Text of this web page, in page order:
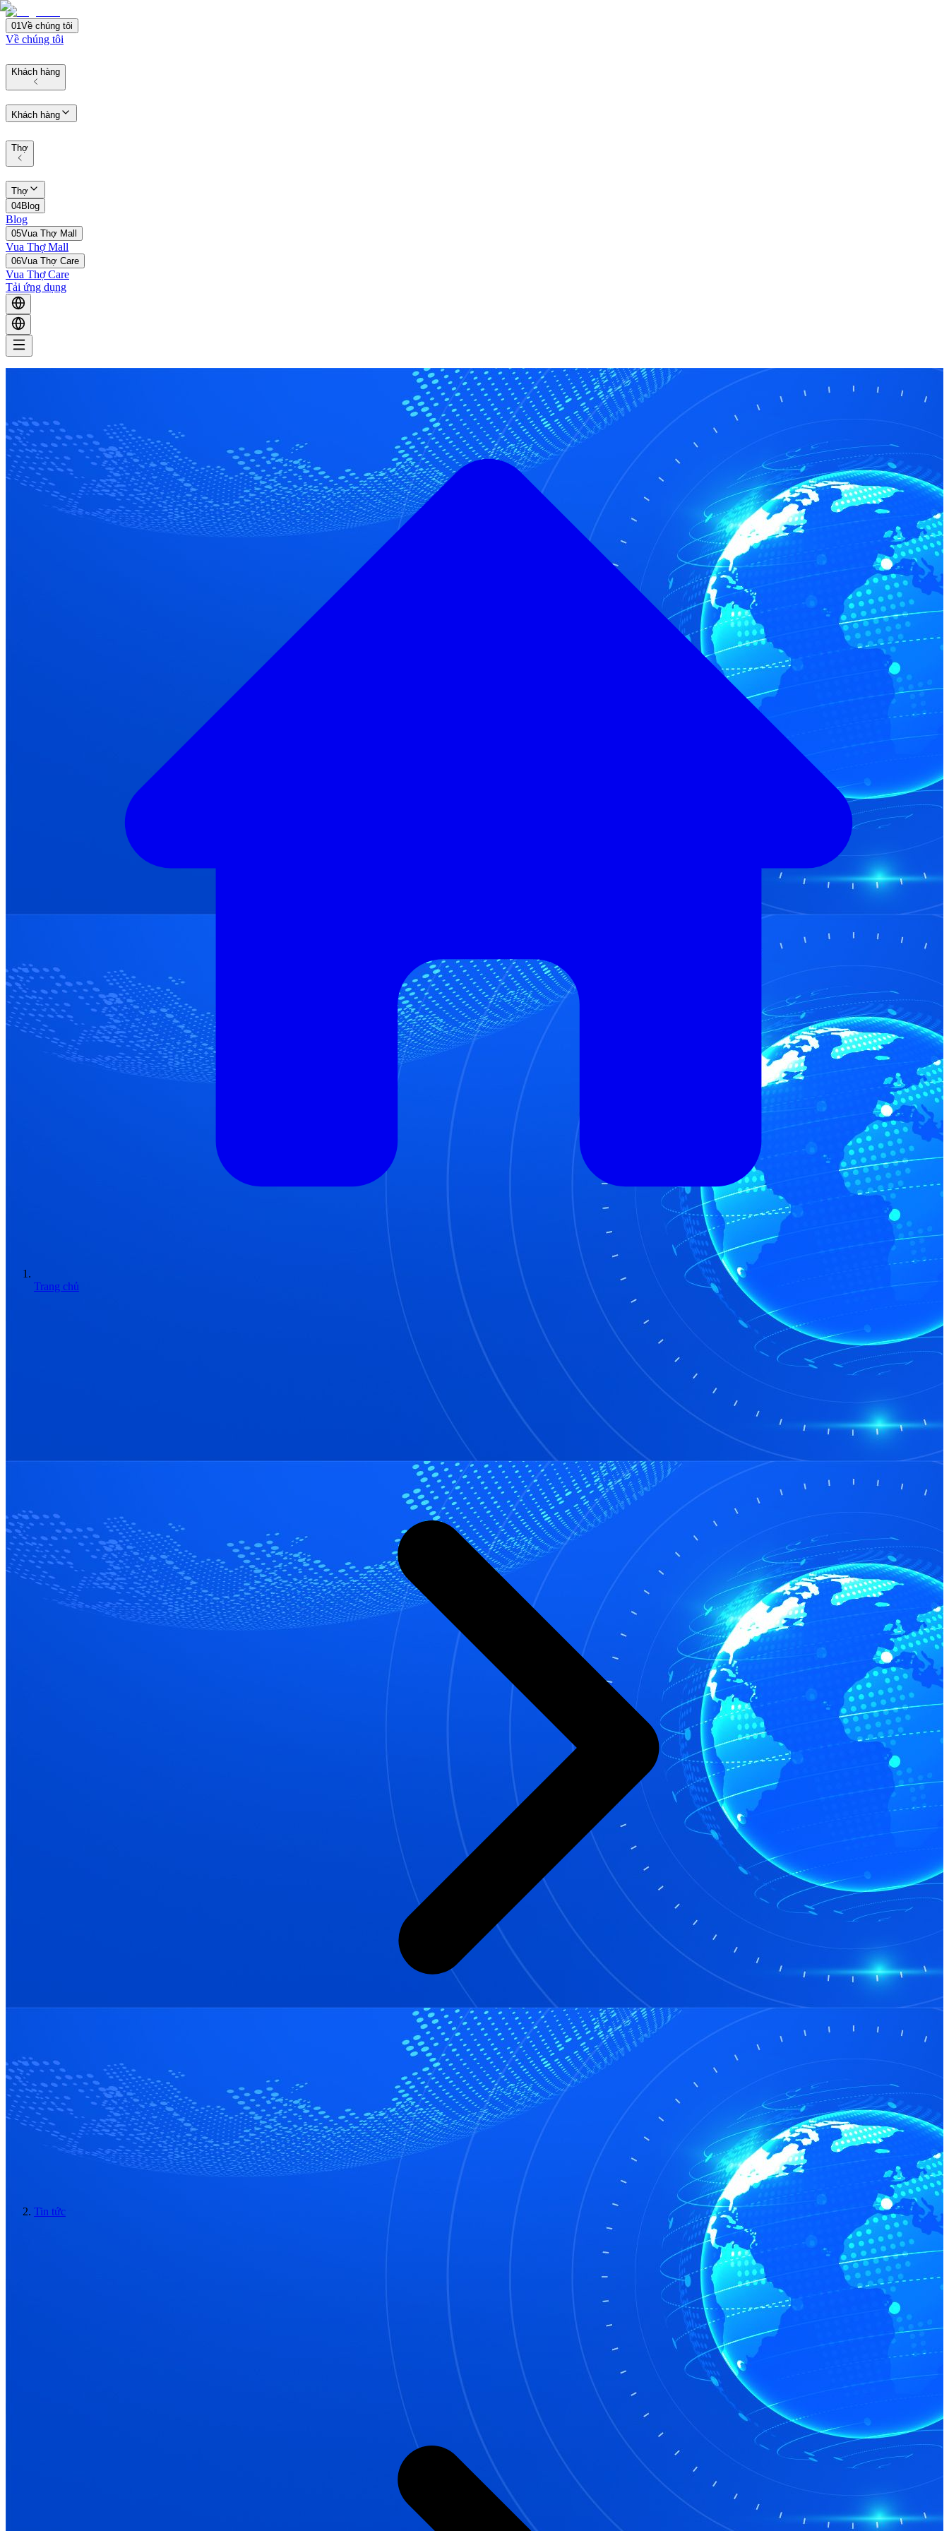
01Về chúng tôi
Về chúng tôi
Khách hàng
Khách hàng
Thợ
Thợ
04Blog
Blog
05Vua Thợ Mall
Vua Thợ Mall
06Vua Thợ Care
Vua Thợ Care
Tải ứng dụng
Trang chủ
Tin tức